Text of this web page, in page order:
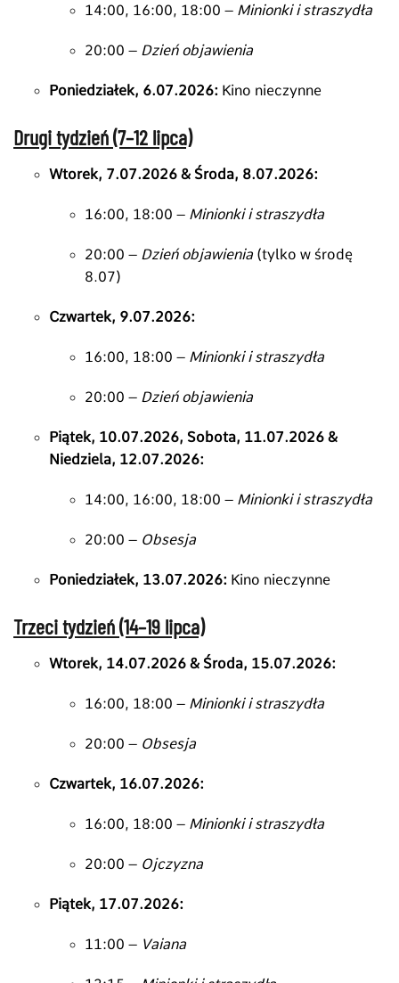
14:00, 16:00, 18:00 – Minionki i straszydła
20:00 – Dzień objawienia
Poniedziałek, 6.07.2026: Kino nieczynne
Drugi tydzień (7–12 lipca)
Wtorek, 7.07.2026 & Środa, 8.07.2026:
16:00, 18:00 – Minionki i straszydła
20:00 – Dzień objawienia (tylko w środę
8.07)
Czwartek, 9.07.2026:
16:00, 18:00 – Minionki i straszydła
20:00 – Dzień objawienia
Piątek, 10.07.2026, Sobota, 11.07.2026 &
Niedziela, 12.07.2026:
14:00, 16:00, 18:00 – Minionki i straszydła
20:00 – Obsesja
Poniedziałek, 13.07.2026: Kino nieczynne
Trzeci tydzień (14–19 lipca)
Wtorek, 14.07.2026 & Środa, 15.07.2026:
16:00, 18:00 – Minionki i straszydła
20:00 – Obsesja
Czwartek, 16.07.2026:
16:00, 18:00 – Minionki i straszydła
20:00 – Ojczyzna
Piątek, 17.07.2026:
11:00 – Vaiana